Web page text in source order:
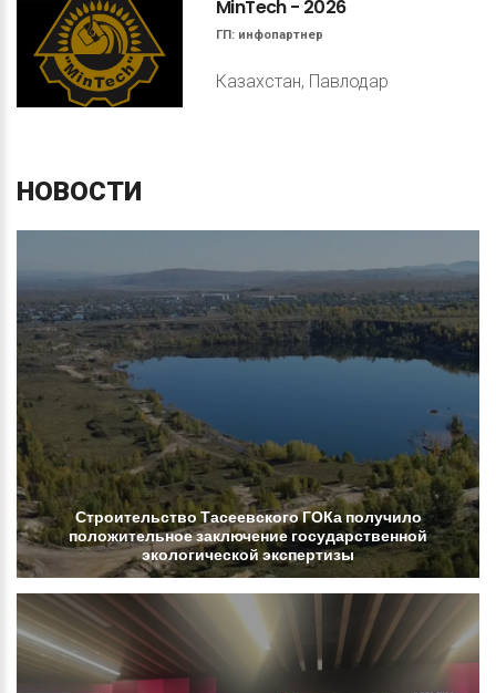
MinTech- 2026
ГП: инфопартнер
Казахстан, Павлодар
НОВОСТИ
СтроительствоТасеевскогоГОКаполучило
положительноезаключениегосударственной
экологической экспертизы